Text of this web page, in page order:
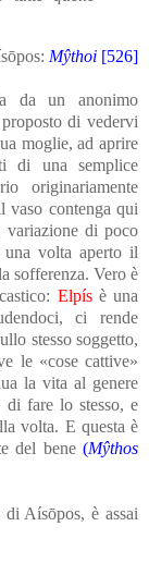
Mŷthoi [526]
da un anonimo
di vedervi
moglie, ad aprire
di una semplice
originariamente
vaso contenga qui
variazione di poco
volta aperto il
sofferenza. Vero è
Elpísè una
ci rende
stesso soggetto,
le «cose cattive»
la vita al genere
di fare lo stesso, e
volta. E questa è
del bene(Mŷthos
Aísōpos, è assai